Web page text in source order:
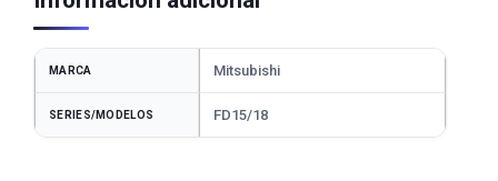
MARCA Mitsubishi
SERIES/MODELOS FD15/18